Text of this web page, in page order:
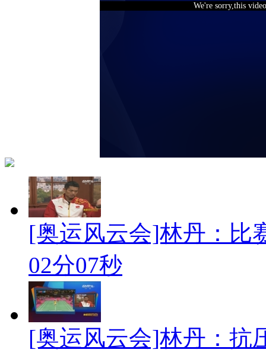
We're sorry,this
[奥运风云会]林丹：比
02分07秒
[奥运风云会]林丹：抗